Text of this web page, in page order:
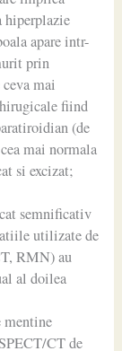
hiperplazie
apare intr-
prin
mai
fiind
(de
mai normala
si excizat;
semnificativ
utilizate de
RMN) au
al doilea
mentine
CT de